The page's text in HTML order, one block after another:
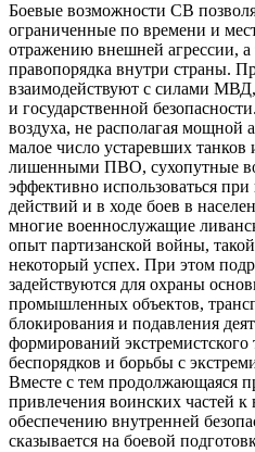
Боевые возможности СВ
ограниченные по времени и
отражению внешней агрессии,
правопорядка внутри страны.
взаимодействуют с силами
и государственной
воздуха, не располагая мощной
малое число устаревших танков
лишенными ПВО, сухопутные
эффективно использоваться
действий и в ходе боев в
многие военнослужащие
опыт партизанской войны,
некоторый успех. При этом
задействуются для охраны
промышленных объектов,
блокирования и подавления
формирований экстремистского
беспорядков и борьбы с
Вместе с тем продолжающаяся
привлечения воинских частей
обеспечению внутренней
сказывается на боевой